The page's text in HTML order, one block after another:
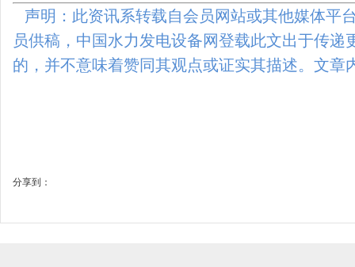
声明：此资讯系转载自会员网站或其他媒体平
员供稿，中国水力发电设备网登载此文出于传递
的，并不意味着赞同其观点或证实其描述。文章
分享到：